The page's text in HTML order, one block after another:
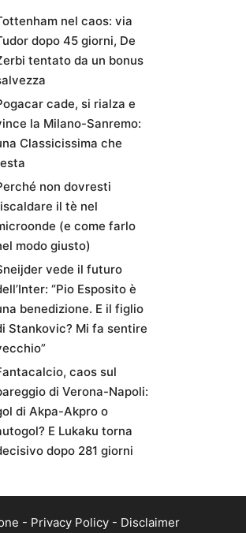
nel caos: via
dopo 45 giorni, De
tentato da un bonus
cade, si rialza e
la Milano-Sanremo:
Classicissima che
non dovresti
il tè nel
(e come farlo
modo giusto)
vede il futuro
“Pio Esposito è
benedizione. E il figlio
Stankovic? Mi fa sentire
caos sul
di Verona-Napoli:
di Akpa-Akpro o
E Lukaku torna
dopo 281 giorni
- Privacy Policy- Disclaimer